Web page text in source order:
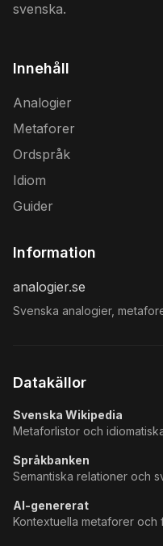
svenska.
Innehåll
Analogier
Metaforer
Ordspråk
Idiom
Guider
Information
analogier.se
Svenska analogier,
Datakällor
Svenska Wikipedia
Metaforlistor och
Språkbanken
Semantiska relationer och
AI-genererat
Kontextuella metaforer och